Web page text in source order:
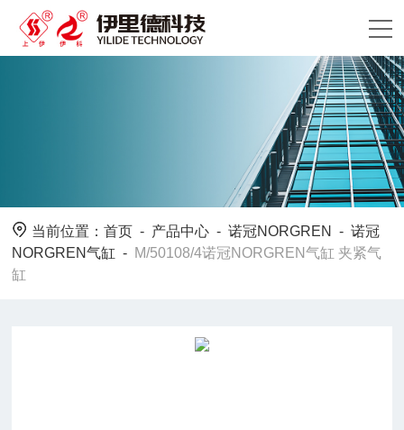
当前位置：首页 - 产品中心 -诺冠NORGREN -诺冠
NORGREN气缸 - M/50108/4诺冠NORGREN气缸 夹紧气
缸